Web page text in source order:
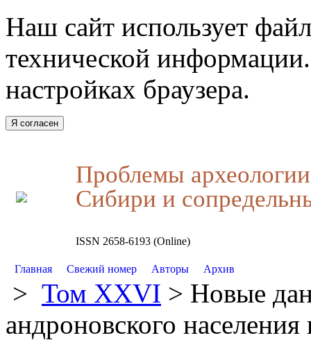
Наш сайт использует
технической
настройках браузера.
Я согласен
Проблемы
Сибири и
ISSN 2658-6193 (Online)
Главная Свежий номер Авторы Архив
> Том XXVI > Новые
андроновского